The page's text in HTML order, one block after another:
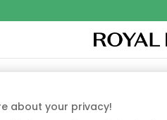
TEXTILIEN &
about your privacy!